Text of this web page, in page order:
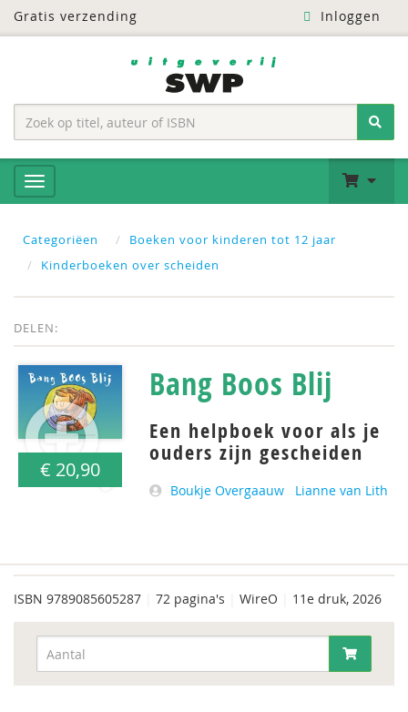
Gratis verzending Inloggen
Categoriëen
Boeken voor kinderen tot 12 jaar
Kinderboeken over scheiden
DELEN:
€ 20,90
Bang Boos Blij
Een helpboek voor als je
ouders zijn gescheiden
Boukje Overgaauw Lianne van Lith
ISBN 9789085605287 72 pagina's WireO 11e druk, 2026